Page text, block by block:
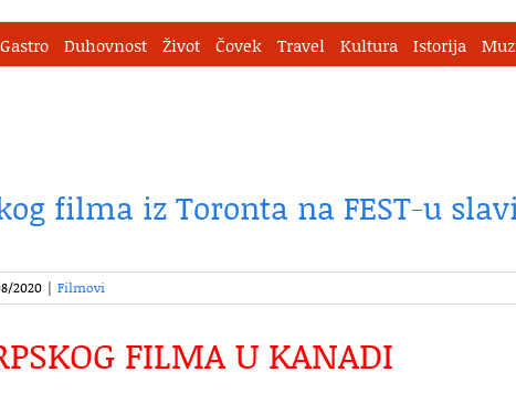
Gastro Duhovnost Život Čovek Travel Kultura Istorija
filma iz Toronta na FEST-u
2020 | Filmovi
FILMA U KANADI